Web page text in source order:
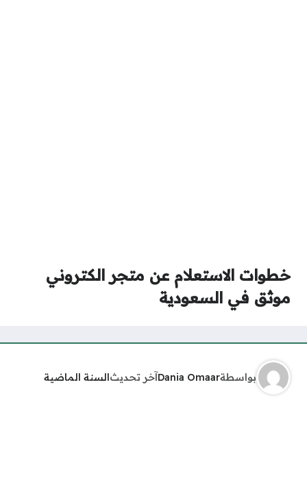
خطوات الاستعلام عن متجر الكتروني
موثق في السعودية
بواسطةDania Omaarآخر تحديثالسنة الماضية